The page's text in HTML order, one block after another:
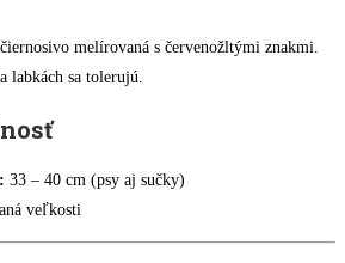
melírovaná s červenožltými znakmi.
labkách sa tolerujú.
33 – 40 cm (psy aj sučky)
veľkosti